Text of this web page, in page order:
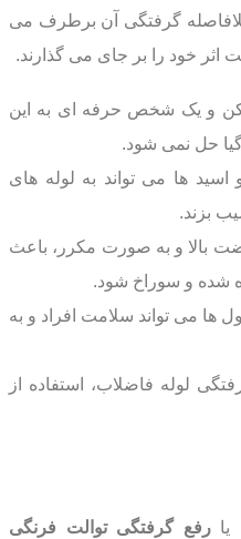
گرفتگی آن برطرف می
خود را بر جای می گذارند.
و یک شخص حرفه ای به این
حل نمی شود.
اسید ها می تواند به لوله های
بزند.
بالا و به صورت مکرر، باعث
شده و سوراخ شود.
ها می تواند سلامت افراد و به
لوله فاضلاب، استفاده از
یارفع گرفتگی توالت فرنگی